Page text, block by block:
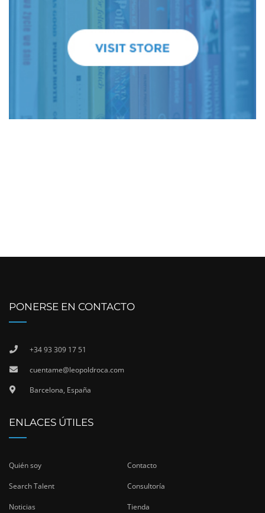
PONERSE EN CONTACTO
+34 93 309 17 51
cuentame@leopoldroca.com
Barcelona, España
ENLACES ÚTILES
Quién soy Contacto
Search Talent Consultoría
Noticias Tienda